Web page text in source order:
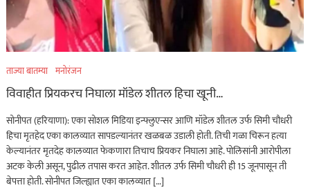
ताज्या बातम्या मनोरंजन
विवाहीत प्रियकरच निघाला मॉडेल शीतल हिचा खूनी…
सोनीपत (हरियाणा): एका सोशल मिडिया इन्फ्लुएन्सर आणि मॉडेल शीतल उर्फ सिमी चौधरी
हिचा मृतहेद एका कालव्यात सापडल्यानंतर खळबळ उडाली होती. तिची गळा चिरून हत्या
केल्यानंतर मृतदेह कालव्यात फेकणारा तिचाच प्रियकर निघाला आहे. पोलिसांनी आरोपीला
अटक केली असून, पुढील तपास करत आहेत. शीतल उर्फ सिमी चौधरी ही 15 जूनपासून ती
बेपत्ता होती. सोनीपत जिल्ह्यात एका कालव्यात […]